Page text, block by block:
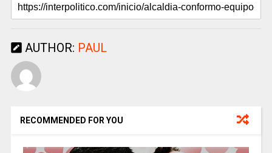
AUTHOR: PAUL
RECOMMENDED FOR YOU